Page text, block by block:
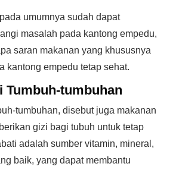
umumnya sudah dapat
masalah pada kantong empedu,
saran makanan yang khususnya
kantong empedu tetap sehat.
Tumbuh-tumbuhan
tumbuhan, disebut juga makanan
gizi bagi tubuh untuk tetap
adalah sumber vitamin, mineral,
baik, yang dapat membantu